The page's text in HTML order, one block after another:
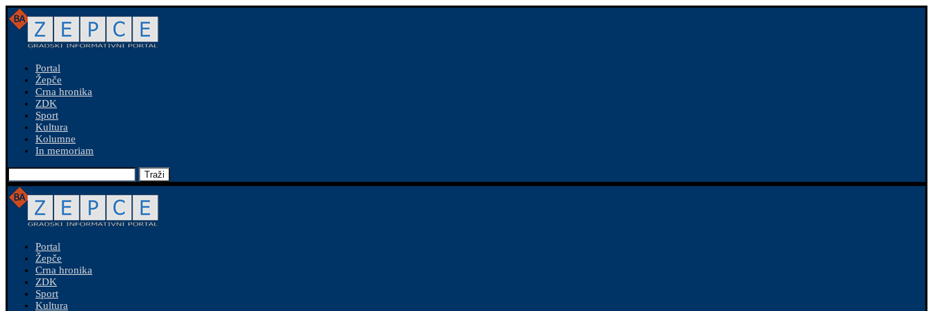
Portal
Žepče
Crna hronika
ZDK
Sport
Kultura
Kolumne
In memoriam
Traži
Portal
Žepče
Crna hronika
ZDK
Sport
Kultura